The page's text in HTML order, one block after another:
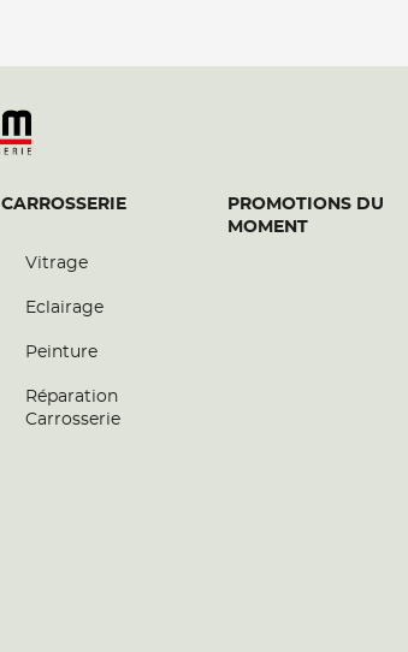
CARROSSERIE
Vitrage
Eclairage
Peinture
Réparation
Carrosserie
PROMOTIONS DU
MOMENT